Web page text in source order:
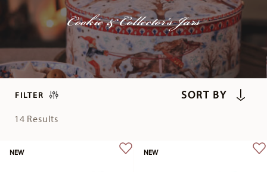
Cookie & Collector's Jars
FILTER
14 Results
NEW NEW